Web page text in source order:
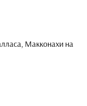
Макконахи на